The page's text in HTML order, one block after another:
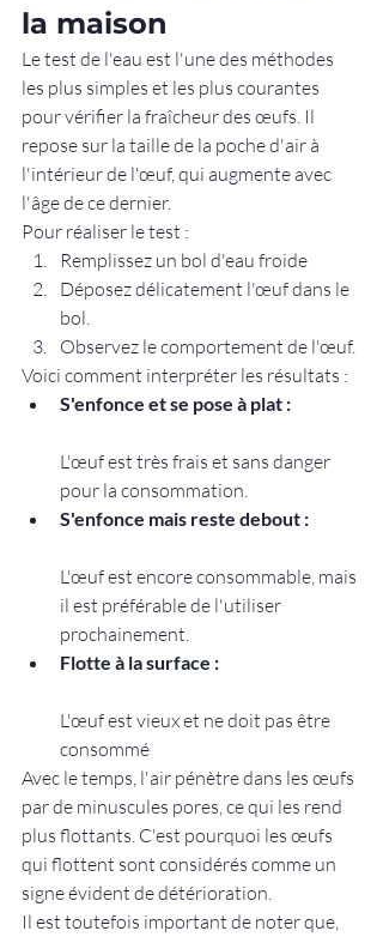
la maison
Le test de l'eau est l'une des méthodes
les plus simples et les plus courantes
pour vérifier la fraîcheur des œufs. Il
repose sur la taille de la poche d'air à
l'intérieur de l'œuf, qui augmente avec
l'âge de ce dernier.
Pour réaliser le test :
Remplissez un bol d'eau froide
Déposez délicatement l'œuf dans le
bol.
Observez le comportement de l'œuf.
Voici comment interpréter les résultats :
S'enfonce et se pose à plat :
L'œuf est très frais et sans danger
pour la consommation.
S'enfonce mais reste debout :
L'œuf est encore consommable, mais
il est préférable de l'utiliser
prochainement.
Flotte à la surface :
L'œuf est vieux et ne doit pas être
consommé
Avec le temps, l'air pénètre dans les œufs
par de minuscules pores, ce qui les rend
plus flottants. C'est pourquoi les œufs
qui flottent sont considérés comme un
signe évident de détérioration.
Il est toutefois important de noter que,